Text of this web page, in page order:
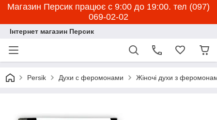
Магазин Персик працює с 9:00 до 19:00. тел (097)
069-02-02
Інтернет магазин Персик
Persik Духи с феромонами Жіночі духи з